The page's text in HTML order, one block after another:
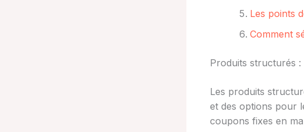
Les points
Comment
Produits structurés
Les produits
et des options pour
coupons fixes en